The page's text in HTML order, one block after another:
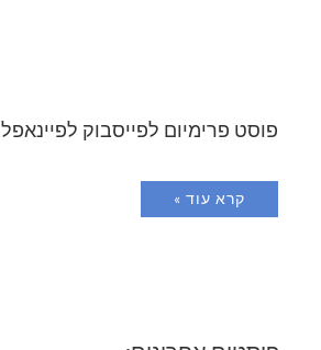
פוסט פרימיום לפייסבוק לפיינאפל
קרא עוד »